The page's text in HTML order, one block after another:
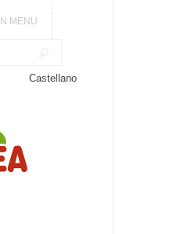
MENU
Castellano